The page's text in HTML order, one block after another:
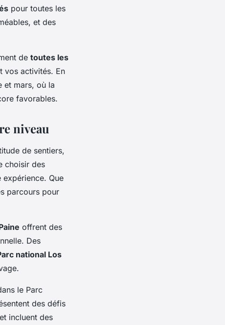
pour toutes les
et des
de toutes les
vos activités. En
et mars, où la
favorables.
niveau
de sentiers,
choisir des
Que
parcours pour
offrent des
Des
national Los
le Parc
des défis
incluent des